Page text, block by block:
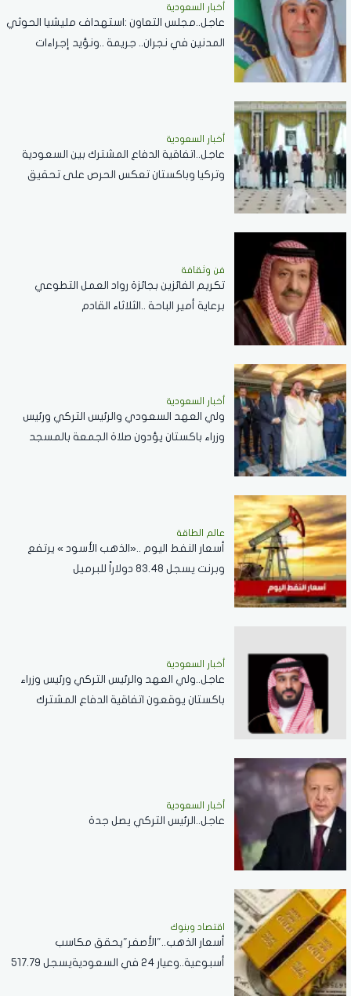
أخبار السعودية
عاجل..مجلس التعاون :استهداف مليشيا الحوثي
المدنين في نجران.. جريمة ..ونؤيد إجراءات
أخبار السعودية
عاجل..اتفاقية الدفاع المشترك بين السعودية
وتركيا وباكستان تعكس الحرص على تحقيق
فن وثقافة
تكريم الفائزين بجائزة رواد العمل التطوعي
برعاية أمير الباحة ..الثلاثاء القادم
أخبار السعودية
ولي العهد السعودي والرئيس التركي ورئيس
وزراء باكستان يؤدون صلاة الجمعة بالمسجد
عالم الطاقة
أسعار النفط اليوم ..«الذهب الأسود » يرتفع
وبرنت يسجل 83.48 دولاراً للبرميل
أخبار السعودية
عاجل..ولي العهد والرئيس التركي ورئيس وزراء
باكستان يوقعون اتفاقية الدفاع المشترك
أخبار السعودية
عاجل..الرئيس التركي يصل جدة
اقتصاد وبنوك
أسعار الذهب.."الأصفر"يحقق مكاسب
أسبوعية..وعيار 24 في السعوديةيسجل 517.79